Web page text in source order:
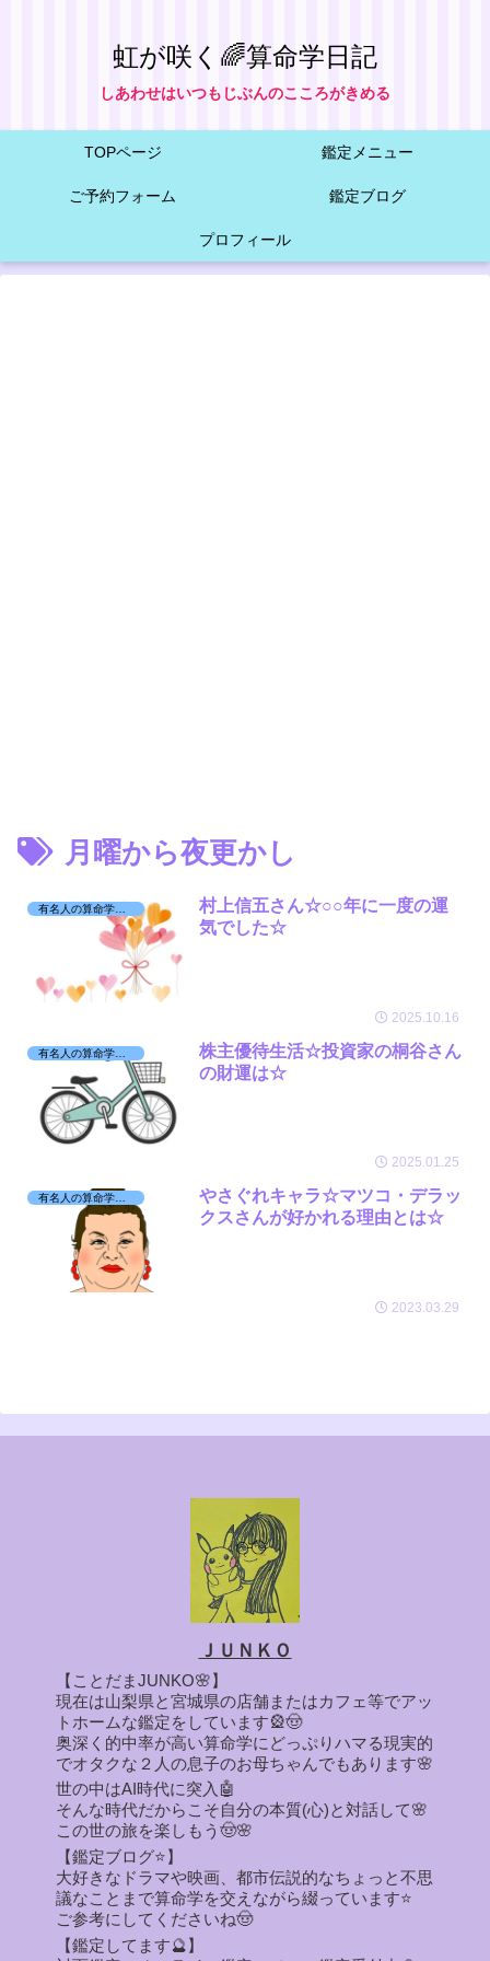
虹が咲く🌈算命学日記
しあわせはいつもじぶんのこころがきめる
TOPページ 鑑定メニュー
ご予約フォーム 鑑定ブログ
プロフィール
月曜から夜更かし
有名人の算命学日記☆
村上信五さん☆○○年に一度の運
気でした☆
2025.10.16
有名人の算命学日記☆
株主優待生活☆投資家の桐谷さん
の財運は☆
2025.01.25
有名人の算命学日記☆
やさぐれキャラ☆マツコ・デラッ
クスさんが好かれる理由とは☆
2023.03.29
ＪＵＮＫＯ
【ことだまJUNKO🌸】
現在は山梨県と宮城県の店舗またはカフェ等でアッ
トホームな鑑定をしています🎡🤠
奥深く的中率が高い算命学にどっぷりハマる現実的
でオタクな２人の息子のお母ちゃんでもあります🌸
世の中はAI時代に突入🤖
そんな時代だからこそ自分の本質(心)と対話して🌸
この世の旅を楽しもう🤠🌸
【鑑定ブログ⭐】
大好きなドラマや映画、都市伝説的なちょっと不思
議なことまで算命学を交えながら綴っています⭐
ご参考にしてくださいね🤠
【鑑定してます🔮】